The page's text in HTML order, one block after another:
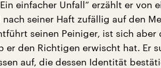
einfacher Unfall“ erzählt er von
seiner Haft zufällig auf den
seinen Peiniger, ist sich aber
er den Richtigen erwischt hat. Er
auf, die dessen Identität